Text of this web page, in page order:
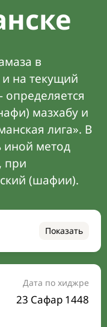
в
и на текущий
мазхабу и
лига». В
метод
при
(шафии).
Показать
Дата по хиджре
23 Сафар 1448